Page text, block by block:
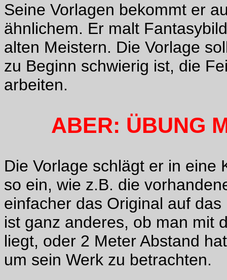
Seine Vorlagen bekommt er
ähnlichem. Er malt
alten Meistern. Die Vorlage
zu Beginn schwierig ist, die
arbeiten.
ABER: ÜBUNG
Die Vorlage schlägt er in eine
so ein, wie z.B. die
einfacher das Original auf
ist ganz anderes, ob man mit
liegt, oder 2 Meter Abstand
um sein Werk zu betrachten.